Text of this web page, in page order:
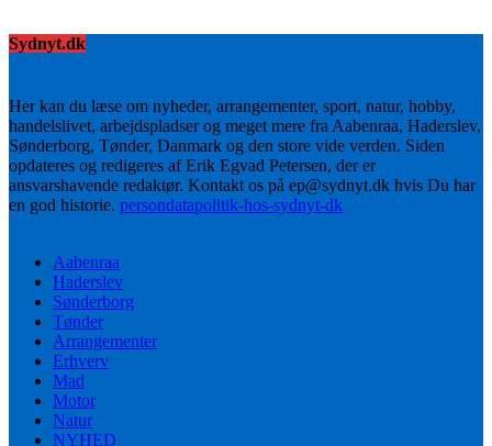
Sydnyt.dk
Her kan du læse om nyheder, arrangementer, sport, natur, hobby,
handelslivet, arbejdspladser og meget mere fra Aabenraa, Haderslev,
Sønderborg, Tønder, Danmark og den store vide verden. Siden
opdateres og redigeres af Erik Egvad Petersen, der er
ansvarshavende redaktør. Kontakt os på ep@sydnyt.dk hvis Du har
en god historie. persondatapolitik-hos-sydnyt-dk
Aabenraa
Haderslev
Sønderborg
Tønder
Arrangementer
Erhverv
Mad
Motor
Natur
NYHED